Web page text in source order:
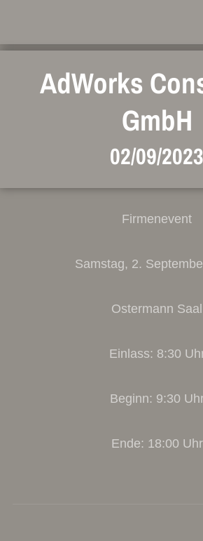
AdWorks
GmbH
02/09/2023
Firmenevent
Samstag, 2.
Ostermann Saal
Einlass: 8:30
Beginn: 9:30
Ende: 18:00 Uhr